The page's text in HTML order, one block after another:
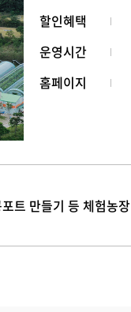
할인혜택
운영시간
홈페이지
트 만들기 등 체험농장